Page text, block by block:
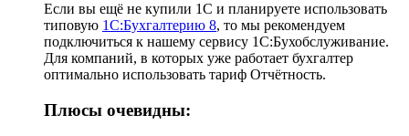
Если вы ещё не купили 1С и планируете использовать
типовую 1С:Бухгалтерию 8, то мы рекомендуем
подключиться к нашему сервису 1С:Бухобслуживание.
Для компаний, в которых уже работает бухгалтер
оптимально использовать тариф Отчётность.
Плюсы очевидны: